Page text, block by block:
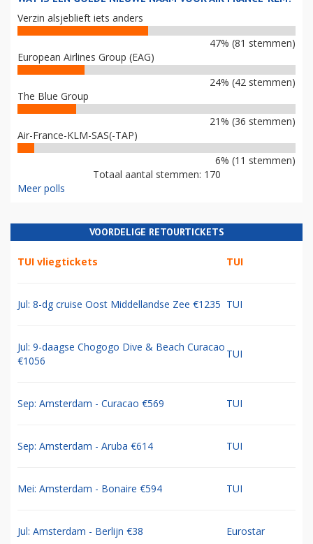
Verzin alsjeblieft iets anders
47% (81 stemmen)
European Airlines Group (EAG)
24% (42 stemmen)
The Blue Group
21% (36 stemmen)
Air-France-KLM-SAS(-TAP)
6% (11 stemmen)
Totaal aantal stemmen: 170
Meer polls
VOORDELIGE RETOURTICKETS
TUI vliegtickets TUI
Jul: 8-dg cruise Oost Middellandse Zee €1235 TUI
Jul: 9-daagse Chogogo Dive & Beach Curacao
€1056
TUI
Sep: Amsterdam - Curacao €569 TUI
Sep: Amsterdam - Aruba €614 TUI
Mei: Amsterdam - Bonaire €594 TUI
Jul: Amsterdam - Berlijn €38 Eurostar